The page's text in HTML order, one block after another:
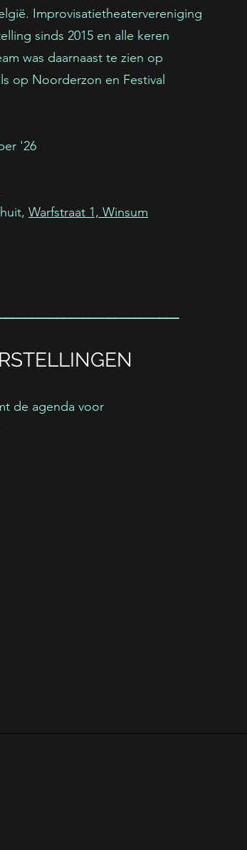
Improvisatietheatervereniging
sinds 2015 en alle keren
was daarnaast te zien op
op Noorderzon en Festival
'26
Warfstraat 1, Winsum
de agenda voor